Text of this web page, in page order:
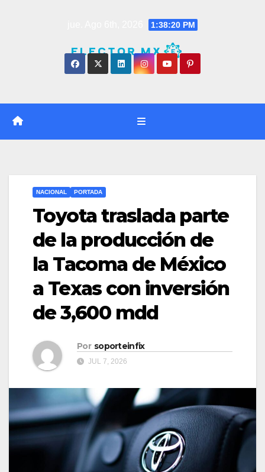
1:38:21 PM
NACIONAL PORTADA
Toyota traslada parte
de la producción de
la Tacoma de México
a Texas con inversión
de 3,600 mdd
Por soporteinfix
JUL 7, 2026